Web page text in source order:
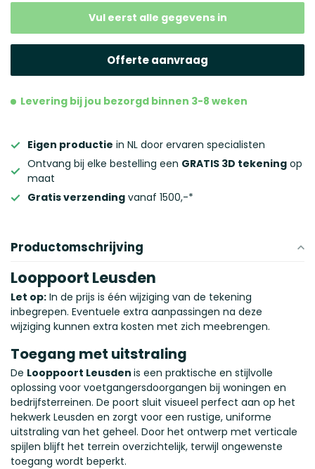
Maak je keuzeVul eerst alle gegevens in
Offerte aanvraag
Levering bij jou bezorgd binnen 3-8 weken
Eigen productie in NL door ervaren specialisten
Ontvang bij elke bestelling een GRATIS 3D tekening op
maat
Gratis verzending vanaf 1500,-*
Productomschrijving
Looppoort Leusden
Let op: In de prijs is één wijziging van de tekening
inbegrepen. Eventuele extra aanpassingen na deze
wijziging kunnen extra kosten met zich meebrengen.
Toegang met uitstraling
De Looppoort Leusden is een praktische en stijlvolle
oplossing voor voetgangersdoorgangen bij woningen en
bedrijfsterreinen. De poort sluit visueel perfect aan op het
hekwerk Leusden en zorgt voor een rustige, uniforme
uitstraling van het geheel. Door het ontwerp met verticale
spijlen blijft het terrein overzichtelijk, terwijl ongewenste
toegang wordt beperkt.